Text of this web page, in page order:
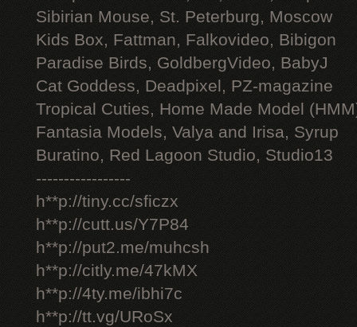
Sibirian Mouse, St. Peterburg, Moscow
Kids Box, Fattman, Falkovideo, Bibigon
Paradise Birds, GoldbergVideo, BabyJ
Cat Goddess, Deadpixel, PZ-magazine
Tropical Cuties, Home Made Model
Fantasia Models, Valya and Irisa, Syrup
Buratino, Red Lagoon Studio, Studio13
-----------------
h**p://tiny.cc/sficzx
h**p://cutt.us/Y7P84
h**p://put2.me/muhcsh
h**p://citly.me/47kMX
h**p://4ty.me/ibhi7c
h**p://tt.vg/URoSx